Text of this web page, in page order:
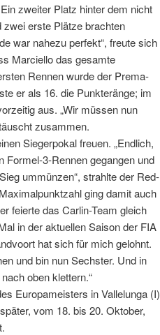
zweiter Platz hinter dem nicht
erste Plätze brachten
war nahezu perfekt“, freute sich
Marciello das gesamte
Rennen wurde der Prema-
er als 16. die Punkteränge; im
aus. „Wir müssen nun
zusammen.
Siegerpokal freuen. „Endlich,
Formel-3-Rennen gegangen und
ummünzen“, strahlte der Red-
ging damit auch
feierte das Carlin-Team gleich
in der aktuellen Saison der FIA
hat sich für mich gelohnt.
und bin nun Sechster. Und in
oben klettern.“
Europameisters in Vallelunga (I)
vom 18. bis 20. Oktober,